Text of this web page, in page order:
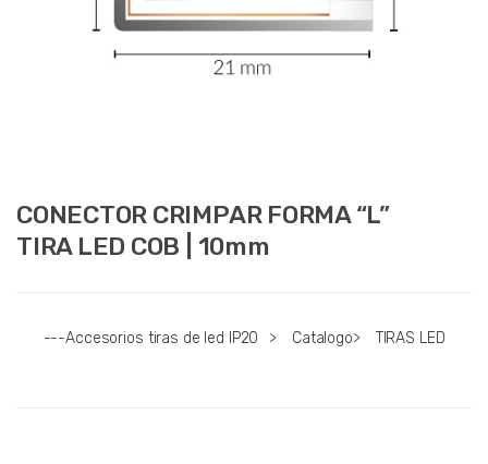
CONECTOR CRIMPAR FORMA “L”
TIRA LED COB | 10mm
---Accesorios tiras de led IP20 > Catalogo> TIRAS LED